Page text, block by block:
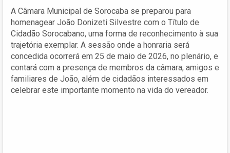
A Câmara Municipal de Sorocaba se preparou para
homenagear João Donizeti Silvestre com o Título de
Cidadão Sorocabano, uma forma de reconhecimento à sua
trajetória exemplar. A sessão onde a honraria será
concedida ocorrerá em 25 de maio de 2026, no plenário, e
contará com a presença de membros da câmara, amigos e
familiares de João, além de cidadãos interessados em
celebrar este importante momento na vida do vereador.